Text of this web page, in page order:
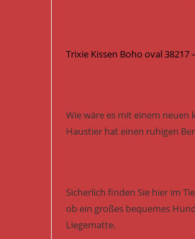
Trixie Kissen Boho oval 38217
Wie wäre es mit einem neuen
Haustier hat einen ruhigen
Sicherlich finden Sie hier im
ob ein großes bequemes
Liegematte.